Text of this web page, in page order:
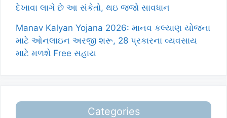
દેખાવા લાગે છે આ સંકેતો, થઇ જજો સાવધાન
Manav Kalyan Yojana 2026: માનવ કલ્યાણ યોજના
માટે ઓનલાઇન અરજી શરૂ, 28 પ્રકારના વ્યવસાય
માટે મળશે Free સહાય
Categories